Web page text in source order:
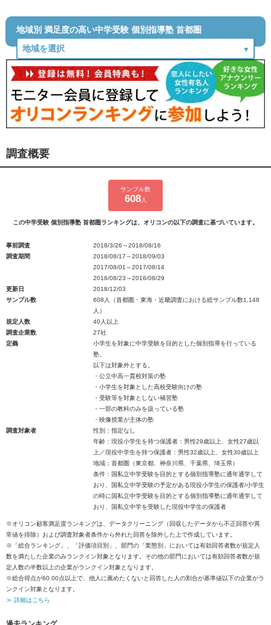
地域別 満足度の高い中学受験 個別指導塾 首都圏
調査概要
サンプル数
608人
この中学受験 個別指導塾 首都圏ランキングは、オリコンの以下の調査に基づいています。
事前調査
2018/3/26～2018/08/16
調査期間
2018/08/17～2018/09/03
2017/08/01～2017/08/14
2016/08/23～2016/08/29
更新日
2018/12/03
サンプル数
608人（首都圏・東海・近畿調査における総サンプル数1,148
人）
規定人数
40人以上
調査企業数
27社
定義
小学生を対象に中学受験を目的とした個別指導を行っている
塾。
以下は対象外とする。
・公立中高一貫校対策の塾
・小学生を対象とした高校受験向けの塾
・受験等を対象としない補習塾
・一部の教科のみを扱っている塾
・映像授業が主体の塾
調査対象者
性別：指定なし
年齢：現役小学生を持つ保護者：男性29歳以上、女性27歳以
上／現役中学生を持つ保護者：男性32歳以上、女性30歳以上
地域：首都圏（東京都、神奈川県、千葉県、埼玉県）
条件：国私立中学受験を目的とする個別指導塾に通年通学して
おり、国私立中学受験の予定がある現役小学生の保護者/小学生
の時に国私立中学受験を目的とする個別指導塾に通年通学して
おり、国私立中学を受験した現役中学生の保護者
※オリコン顧客満足度ランキングは、データクリーニング（回収したデータから不正回答や異
常値を排除）および調査対象者条件から外れた回答を除外した上で作成しています。
※「総合ランキング」、「評価項目別」、部門の「業態別」においては有効回答者数が規定人
数を満たした企業のみランクイン対象となります。その他の部門においては有効回答者数が規
定人数の半数以上の企業がランクイン対象となります。
※総合得点が60.00点以上で、他人に薦めたくないと回答した人の割合が基準値以下の企業がラ
ンクイン対象となります。
≫ 詳細はこちら